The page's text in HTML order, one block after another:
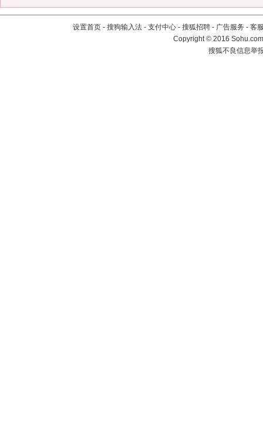
设置首页 - 搜狗输入法 - 支付中心 - 搜狐招聘 - 广告服务 - 客
Copyright©2016
搜狐不良信息举